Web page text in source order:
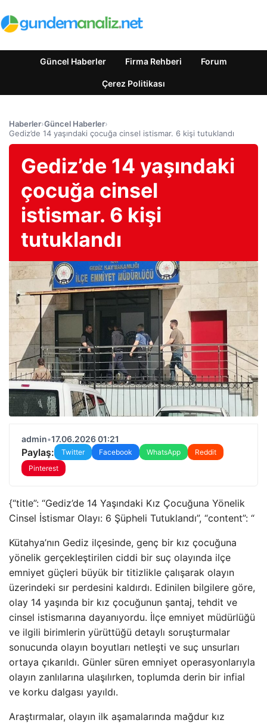
Güncel Haberler Firma Rehberi Forum
Çerez Politikası
Haberler›Güncel Haberler›
Gediz’de 14 yaşındaki çocuğa cinsel istismar. 6 kişi tutuklandı
Gediz’de 14 yaşındaki
çocuğa cinsel
istismar. 6 kişi
tutuklandı
admin•17.06.2026 01:21
Paylaş: Twitter Facebook WhatsApp
Reddit
Pinterest
{“title”: “Gediz’de 14 Yaşındaki Kız Çocuğuna Yönelik
Cinsel İstismar Olayı: 6 Şüpheli Tutuklandı”, “content”: “
Kütahya’nın Gediz ilçesinde, genç bir kız çocuğuna
yönelik gerçekleştirilen ciddi bir suç olayında ilçe
emniyet güçleri büyük bir titizlikle çalışarak olayın
üzerindeki sır perdesini kaldırdı. Edinilen bilgilere göre,
olay 14 yaşında bir kız çocuğunun şantaj, tehdit ve
cinsel istismarına dayanıyordu. İlçe emniyet müdürlüğü
ve ilgili birimlerin yürüttüğü detaylı soruşturmalar
sonucunda olayın boyutları netleşti ve suç unsurları
ortaya çıkarıldı. Günler süren emniyet operasyonlarıyla
olayın zanlılarına ulaşılırken, toplumda derin bir infial
ve korku dalgası yayıldı.
Araştırmalar, olayın ilk aşamalarında mağdur kız